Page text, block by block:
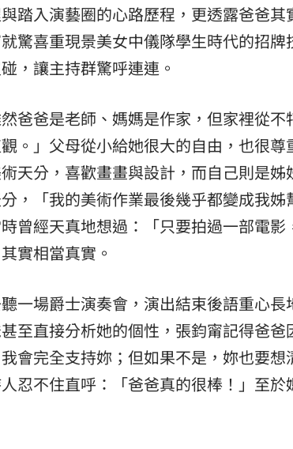
踏入演藝圈的心路歷程，更透露爸爸其
驚喜重現景美女中儀隊學生時代的招牌
，讓主持群驚呼連連。
爸爸是老師、媽媽是作家，但家裡從不
。」父母從小給她很大的自由，也很
天分，喜歡畫畫與設計，而自己則是姊
，「我的美術作業最後幾乎都變成我
曾經天真地想過：「只要拍過一部電影
實相當真實。
一場爵士演奏會，演出結束後語重心
至直接分析她的個性，張鈞甯記得爸
會完全支持妳；但如果不是，妳也要想
忍不住直呼：「爸爸真的很棒！」至於